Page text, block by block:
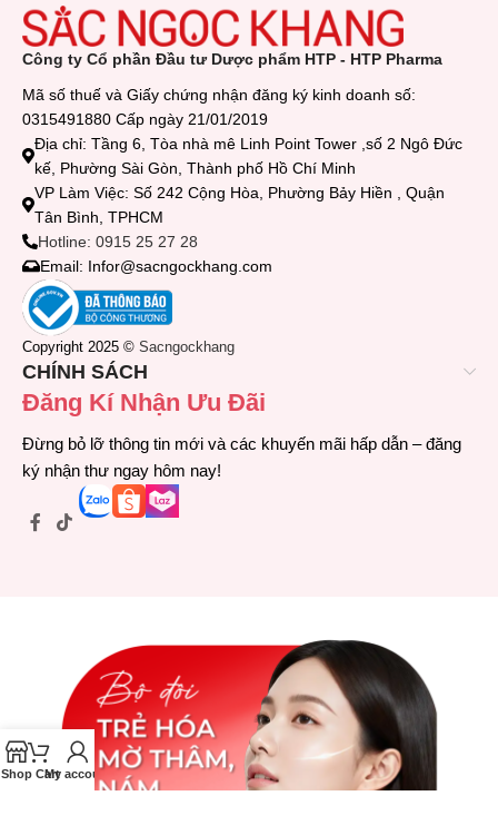
Công ty Cổ phần Đầu tư Dược phẩm HTP - HTP Pharma
Mã số thuế và Giấy chứng nhận đăng ký kinh doanh số:
0315491880 Cấp ngày 21/01/2019
Địa chỉ: Tầng 6, Tòa nhà mê Linh Point Tower ,số 2 Ngô Đức
kế, Phường Sài Gòn, Thành phố Hồ Chí Minh
VP Làm Việc: Số 242 Cộng Hòa, Phường Bảy Hiền , Quận
Tân Bình, TPHCM
Hotline: 0915 25 27 28
Email: Infor@sacngockhang.com
Copyright 2025 © Sacngockhang
CHÍNH SÁCH
Đăng Kí Nhận Ưu Đãi
Đừng bỏ lỡ thông tin mới và các khuyến mãi hấp dẫn – đăng
ký nhận thư ngay hôm nay!
Shop Cart
My account